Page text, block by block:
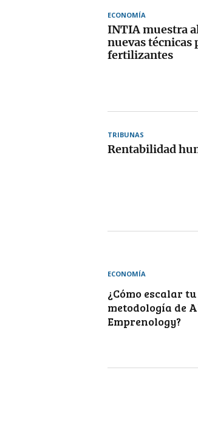
ECONOMÍA
INTIA muestra
nuevas técnicas
fertilizantes
TRIBUNAS
Rentabilidad
ECONOMÍA
¿Cómo escalar
metodología de
Emprenology?